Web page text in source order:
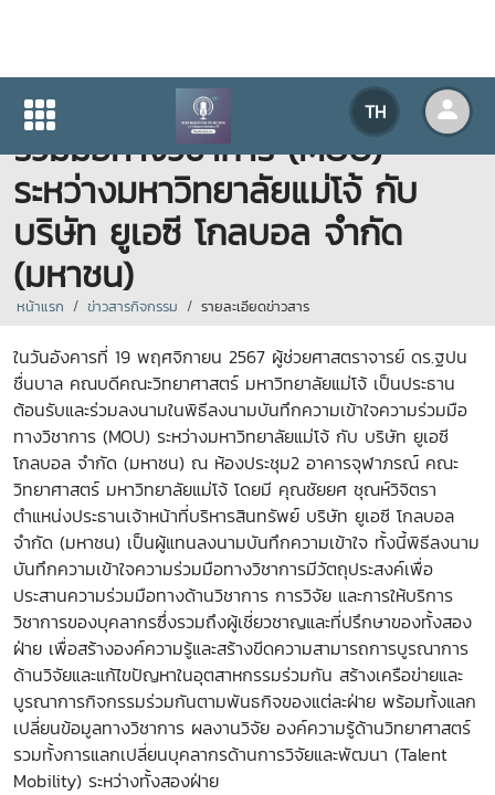
TH
พิธีลงนามบันทึกความเข้าใจความ
ร่วมมือทางวิชาการ (MOU)
ระหว่างมหาวิทยาลัยแม่โจ้ กับ
บริษัท ยูเอซี โกลบอล จำกัด
(มหาชน)
หน้าแรก ข่าวสารกิจกรรม รายละเอียดข่าวสาร
ในวันอังคารที่ 19 พฤศจิกายน 2567 ผู้ช่วยศาสตราจารย์ ดร.ฐปน
ชื่นบาล คณบดีคณะวิทยาศาสตร์ มหาวิทยาลัยแม่โจ้ เป็นประธาน
ต้อนรับและร่วมลงนามในพิธีลงนามบันทึกความเข้าใจความร่วมมือ
ทางวิชาการ (MOU) ระหว่างมหาวิทยาลัยแม่โจ้ กับ บริษัท ยูเอซี
โกลบอล จำกัด (มหาชน) ณ ห้องประชุม2 อาคารจุฬาภรณ์ คณะ
วิทยาศาสตร์ มหาวิทยาลัยแม่โจ้ โดยมี คุณชัยยศ ชุณห์วิจิตรา
ตำแหน่งประธานเจ้าหน้าที่บริหารสินทรัพย์ บริษัท ยูเอซี โกลบอล
จำกัด (มหาชน) เป็นผู้แทนลงนามบันทึกความเข้าใจ ทั้งนี้พิธีลงนาม
บันทึกความเข้าใจความร่วมมือทางวิชาการมีวัตถุประสงค์เพื่อ
ประสานความร่วมมือทางด้านวิชาการ การวิจัย และการให้บริการ
วิชาการของบุคลากรซึ่งรวมถึงผู้เชี่ยวชาญและที่ปรึกษาของทั้งสอง
ฝ่าย เพื่อสร้างองค์ความรู้และสร้างขีดความสามารถการบูรณาการ
ด้านวิจัยและแก้ไขปัญหาในอุตสาหกรรมร่วมกัน สร้างเครือข่ายและ
บูรณาการกิจกรรมร่วมกันตามพันธกิจของแต่ละฝ่าย พร้อมทั้งแลก
เปลี่ยนข้อมูลทางวิชาการ ผลงานวิจัย องค์ความรู้ด้านวิทยาศาสตร์
รวมทั้งการแลกเปลี่ยนบุคลากรด้านการวิจัยและพัฒนา (Talent
Mobility) ระหว่างทั้งสองฝ่าย